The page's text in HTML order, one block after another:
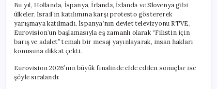
Bu yıl, Hollanda, İspanya, İrlanda, İzlanda ve Slovenya gibi
ülkeler, İsrail’in katılımına karşı protesto göstererek
yarışmaya katılmadı. İspanya’nın devlet televizyonu RTVE,
Eurovision’un başlamasıyla eş zamanlı olarak “Filistin için
barış ve adalet” temalı bir mesaj yayınlayarak, insan hakları
konusuna dikkat çekti.
Eurovision 2026’nın büyük finalinde elde edilen sonuçlar ise
şöyle sıralandı: